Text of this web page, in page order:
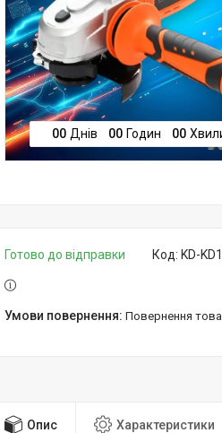
00 Днів 00 Годин 00
Готово до відправки Код: KD-
повернення
Опис Характеристики